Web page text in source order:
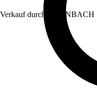
Verkauf durch: HORNBACH